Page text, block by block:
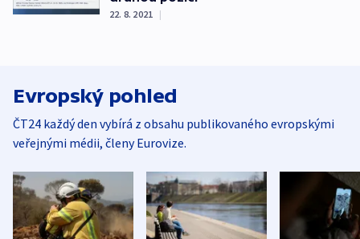
22. 8. 2021 |
Evropský pohled
ČT24 každý den vybírá z obsahu publikovaného evropskými
veřejnými médii, členy Eurovize.